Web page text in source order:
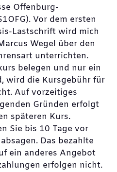
Offenburg-
Vor dem ersten
Lastschrift wird mich
Wegel über den
unterrichten.
belegen und nur ein
wird die Kursgebühr für
Auf vorzeitiges
Gründen erfolgt
späteren Kurs.
Sie bis 10 Tage vor
Das bezahlte
ein anderes Angebot
erfolgen nicht.